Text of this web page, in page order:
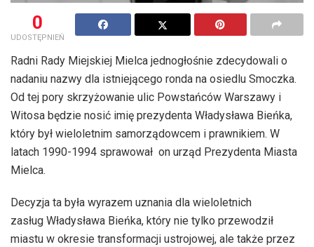
0
UDOSTĘPNIEŃ
Radni Rady Miejskiej Mielca jednogłośnie zdecydowali o
nadaniu nazwy dla istniejącego ronda na osiedlu Smoczka.
Od tej pory skrzyżowanie ulic Powstańców Warszawy i
Witosa będzie nosić imię prezydenta Władysława Bieńka,
który był wieloletnim samorządowcem i prawnikiem. W
latach 1990-1994 sprawował on urząd Prezydenta Miasta
Mielca.
Decyzja ta była wyrazem uznania dla wieloletnich
zasług Władysława Bieńka, który nie tylko przewodził
miastu w okresie transformacji ustrojowej, ale także przez